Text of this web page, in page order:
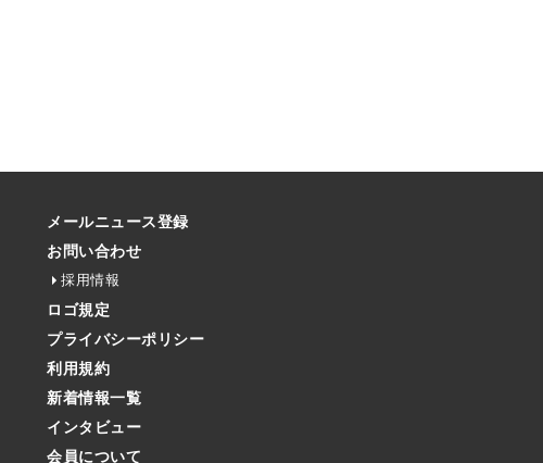
メールニュース登録
お問い合わせ
採用情報
ロゴ規定
プライバシーポリシー
利用規約
新着情報一覧
インタビュー
会員について